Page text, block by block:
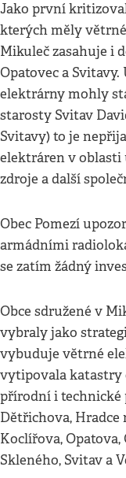
Jako první
kterých měly
Mikuleč zasahuje i
Opatovec a
elektrárny mohly
starosty Svitav
Svitavy) to je
elektráren v oblasti
zdroje a další
Obec Pomezí
armádními
se zatím žádný
Obce sdružené v
vybraly jako
vybuduje větrné
vytipovala katastry
přírodní i technické
Dětřichova, Hradce
Koclířova, Opatova,
Skleného, Svitav a